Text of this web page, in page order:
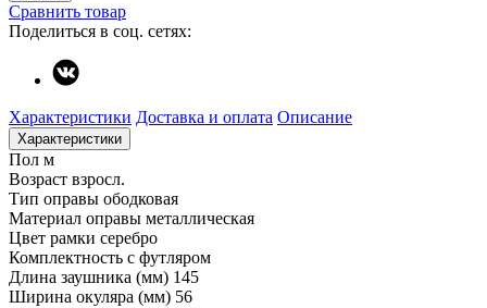
Сравнить товар
Поделиться в соц. сетях:
Характеристики Доставка и оплата Описание
Характеристики
Пол м
Возраст взросл.
Тип оправы ободковая
Материал оправы металлическая
Цвет рамки серебро
Комплектность с футляром
Длина заушника (мм) 145
Ширина окуляра (мм) 56